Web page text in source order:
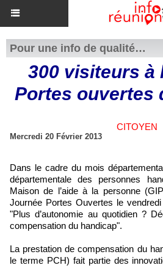
Pour une info de qualité…
300 visiteurs à
Portes ouvertes
CITOYEN
Mercredi 20 Février 2013
Dans le cadre du mois départemental du handicap, la Maison
départementale des personnes
Maison de l’aide à la personne
Journée Portes Ouvertes le
"Plus d’autonomie au quotidien ?
compensation du handicap".
La prestation de compensation du
le terme PCH) fait partie des